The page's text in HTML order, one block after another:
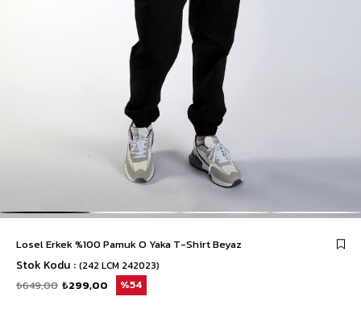
Losel Erkek %100 Pamuk O Yaka T-Shirt Beyaz
Stok Kodu (242 LCM 242023)
₺649,00 ₺299,00 54